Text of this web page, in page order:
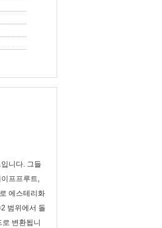
니다. 그들
프프루트,
에스테리화
범위에서 돌
변환됩니